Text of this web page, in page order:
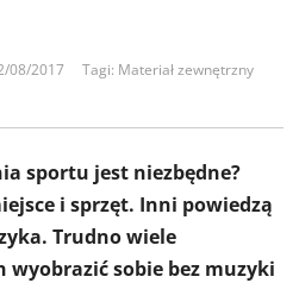
08/2017 Tagi: Materiał zewnętrzny
sportu jest niezbędne?
i sprzęt. Inni powiedzą
Trudno wiele
sobie bez muzyki